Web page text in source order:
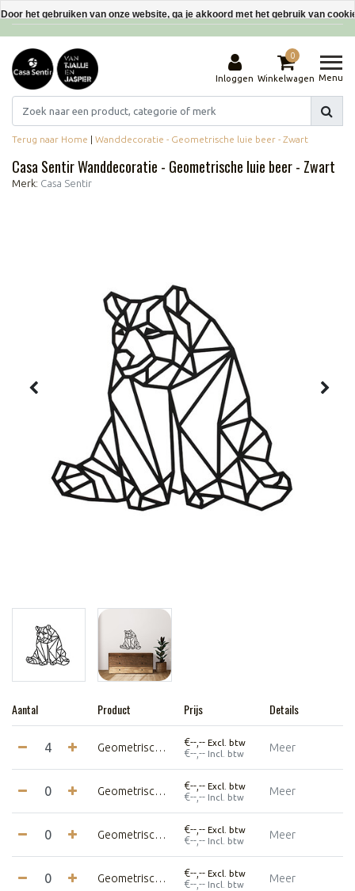
Interieurdecoraties van gerecyclede materialen
Inloggen
0
Winkelwagen Menu
Terug naar Home | Wanddecoratie - Geometrische luie beer - Zwart
Casa Sentir Wanddecoratie - Geometrische luie beer - Zwart
Merk: Casa Sentir
Aantal Product Prijs Details
Geometrische Luie beer - Small- Zwart €--,-- Excl. btw
€--,-- Incl. btw Meer
Geometrische Luie beer - Medium - Zwart €--,-- Excl. btw
€--,-- Incl. btw Meer
Geometrische Luie beer - Large - Zwart €--,-- Excl. btw
€--,-- Incl. btw Meer
Geometrische Luie beer - Extra Large - Zwart €--,-- Excl. btw
€--,-- Incl. btw Meer
Door het gebruiken van onze website, ga je akkoord met het gebruik van